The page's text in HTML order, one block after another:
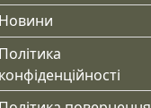
Новини
Політика
конфіденційності